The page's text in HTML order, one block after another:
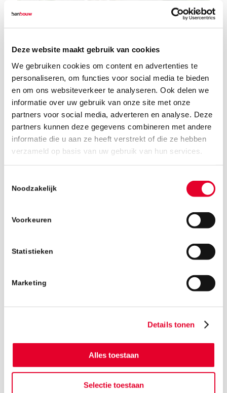
Deze website maakt gebruik van cookies
We gebruiken cookies om content en advertenties te
personaliseren, om functies voor social media te bieden
en om ons websiteverkeer te analyseren. Ook delen we
informatie over uw gebruik van onze site met onze
partners voor social media, adverteren en analyse. Deze
partners kunnen deze gegevens combineren met andere
informatie die u aan ze heeft verstrekt of die ze hebben
verzameld op basis van uw gebruik van hun services.
Noodzakelijk
Voorkeuren
Statistieken
Marketing
Details tonen
Alles toestaan
Selectie toestaan
19 juni 2019